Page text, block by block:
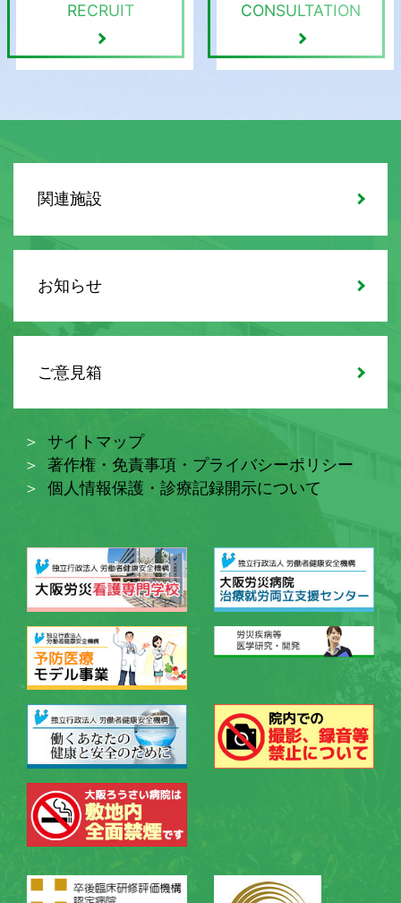
RECRUIT
CONSULTATION
関連施設
お知らせ
ご意見箱
サイトマップ
著作権・免責事項・プライバシーポリシー
個人情報保護・診療記録開示について